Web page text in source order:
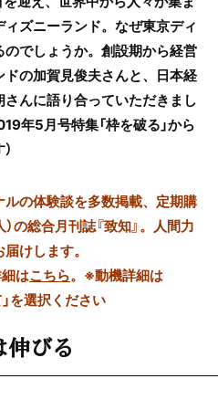
ズニーランド。なぜ東京ディ
でしょうか。創設期から経営
の加賀見俊夫さんと、日本経
んに語り合っていただきまし
年5月号特集「枠を破る」から
の体験談を多数掲載、定期購
の総合月刊誌『致知』。人間力
けします。
はこちら。 ※動機詳細は
を選択ください
びる